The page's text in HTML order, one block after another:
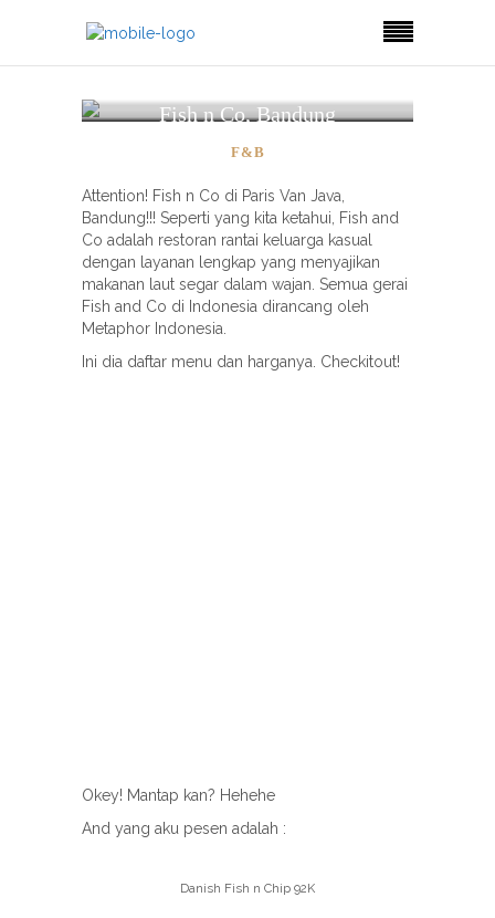
Fish n Co, Bandung
F&B
Attention! Fish n Co di Paris Van Java,
Bandung!!! Seperti yang kita ketahui, Fish and
Co adalah restoran rantai keluarga kasual
dengan layanan lengkap yang menyajikan
makanan laut segar dalam wajan. Semua gerai
Fish and Co di Indonesia dirancang oleh
Metaphor Indonesia.
Ini dia daftar menu dan harganya. Checkitout!
Okey! Mantap kan? Hehehe
And yang aku pesen adalah :
Danish Fish n Chip 92K